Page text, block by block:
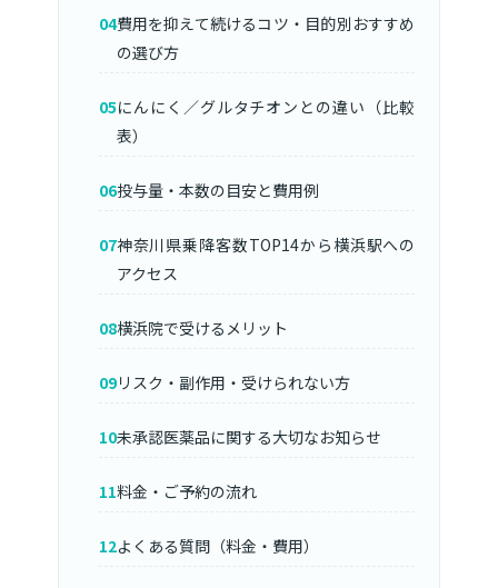
費用を抑えて続けるコツ・目的別おすすめ
の選び方
にんにく／グルタチオンとの違い（比較
表）
投与量・本数の目安と費用例
神奈川県乗降客数TOP14から横浜駅への
アクセス
横浜院で受けるメリット
リスク・副作用・受けられない方
未承認医薬品に関する大切なお知らせ
料金・ご予約の流れ
よくある質問（料金・費用）